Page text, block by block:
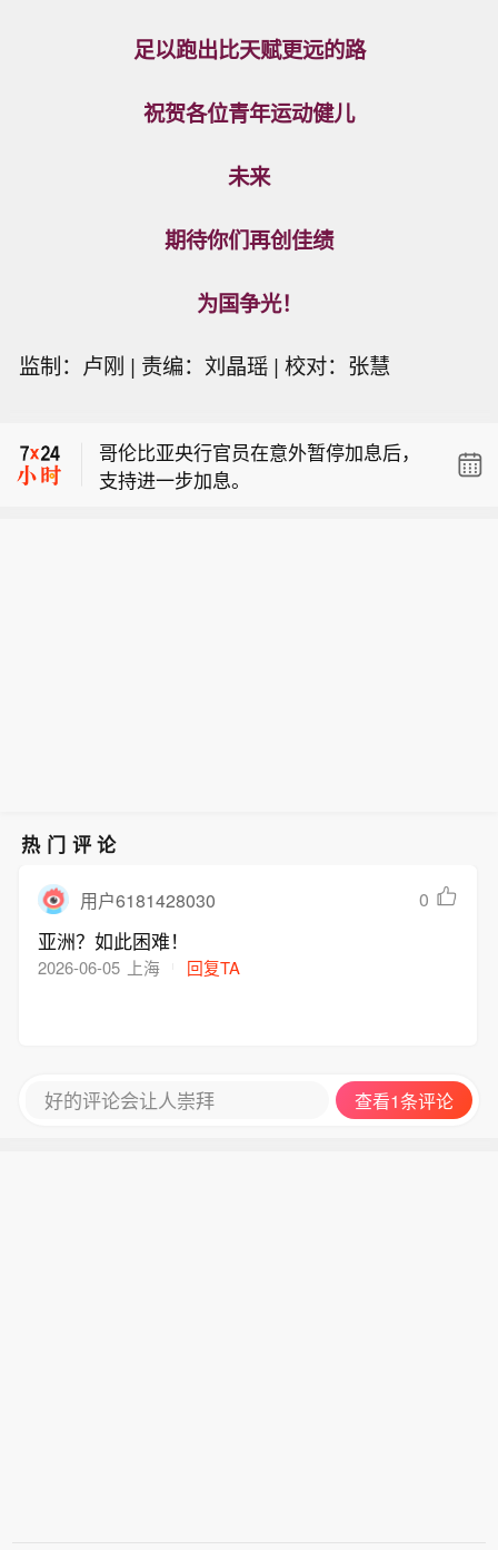
足以跑出比天赋更远的路
祝贺各位青年运动健儿
未来
期待你们再创佳绩
为国争光！
监制：卢刚 | 责编：刘晶瑶 | 校对：张慧
利，我们重创该国，目的就是绝不让其
哥伦比亚央行官员在意外暂停加息后，
支持进一步加息。
热门评论
用户6181428030 0
亚洲？如此困难！
2026-06-05 上海 回复TA
好的评论会让人崇拜 查看1条评论